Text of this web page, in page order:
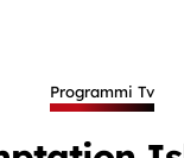
Programmi Tv